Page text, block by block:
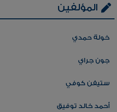
المؤلفين
خولة حمدي
جون جراي
ستيفن كوفي
أحمد خالد توفيق